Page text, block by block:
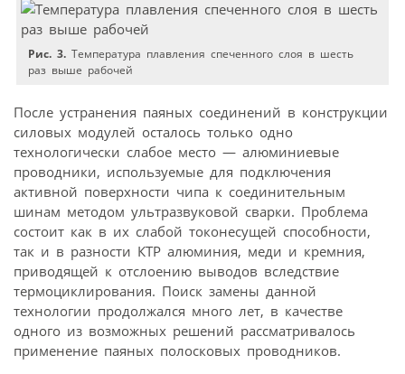
Рис. 3. Температура плавления спеченного слоя в шесть
раз выше рабочей
После устранения паяных соединений в конструкции
силовых модулей осталось только одно
технологически слабое место — алюминиевые
проводники, используемые для подключения
активной поверхности чипа к соединительным
шинам методом ультразвуковой сварки. Проблема
состоит как в их слабой токонесущей способности,
так и в разности КТР алюминия, меди и кремния,
приводящей к отслоению выводов вследствие
термоциклирования. Поиск замены данной
технологии продолжался много лет, в качестве
одного из возможных решений рассматривалось
применение паяных полосковых проводников.